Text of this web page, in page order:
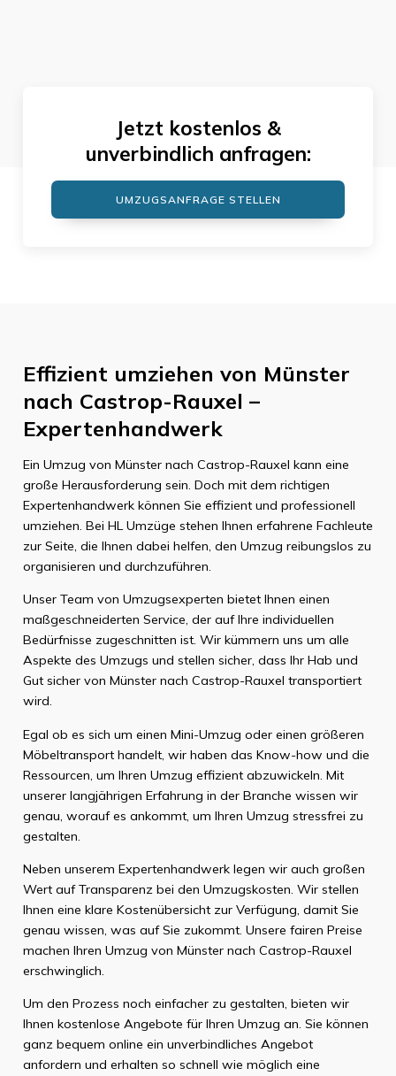
Jetzt kostenlos &
unverbindlich anfragen:
UMZUGSANFRAGE STELLEN
Effizient umziehen von Münster
nach Castrop-Rauxel –
Expertenhandwerk
Ein Umzug von Münster nach Castrop-Rauxel kann eine
große Herausforderung sein. Doch mit dem richtigen
Expertenhandwerk können Sie effizient und professionell
umziehen. Bei HL Umzüge stehen Ihnen erfahrene Fachleute
zur Seite, die Ihnen dabei helfen, den Umzug reibungslos zu
organisieren und durchzuführen.
Unser Team von Umzugsexperten bietet Ihnen einen
maßgeschneiderten Service, der auf Ihre individuellen
Bedürfnisse zugeschnitten ist. Wir kümmern uns um alle
Aspekte des Umzugs und stellen sicher, dass Ihr Hab und
Gut sicher von Münster nach Castrop-Rauxel transportiert
wird.
Egal ob es sich um einen Mini-Umzug oder einen größeren
Möbeltransport handelt, wir haben das Know-how und die
Ressourcen, um Ihren Umzug effizient abzuwickeln. Mit
unserer langjährigen Erfahrung in der Branche wissen wir
genau, worauf es ankommt, um Ihren Umzug stressfrei zu
gestalten.
Neben unserem Expertenhandwerk legen wir auch großen
Wert auf Transparenz bei den Umzugskosten. Wir stellen
Ihnen eine klare Kostenübersicht zur Verfügung, damit Sie
genau wissen, was auf Sie zukommt. Unsere fairen Preise
machen Ihren Umzug von Münster nach Castrop-Rauxel
erschwinglich.
Um den Prozess noch einfacher zu gestalten, bieten wir
Ihnen kostenlose Angebote für Ihren Umzug an. Sie können
ganz bequem online ein unverbindliches Angebot
anfordern und erhalten so schnell wie möglich eine